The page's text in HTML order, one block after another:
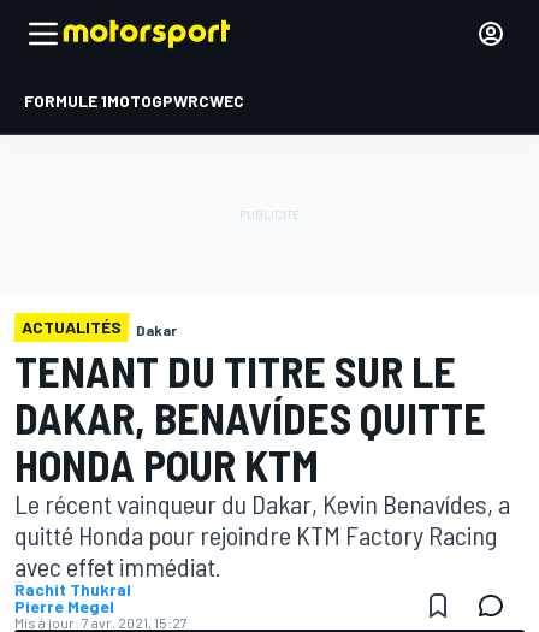
FORMULE 1MOTOGPWRCWEC
ACTUALITÉS Dakar
TENANT DU TITRE SUR LE
DAKAR, BENAVÍDES QUITTE
HONDA POUR KTM
Le récent vainqueur du Dakar, Kevin Benavídes, a
quitté Honda pour rejoindre KTM Factory Racing
avec effet immédiat.
Rachit Thukral
Pierre Megel
Mis à jour: 7 avr. 2021, 15:27